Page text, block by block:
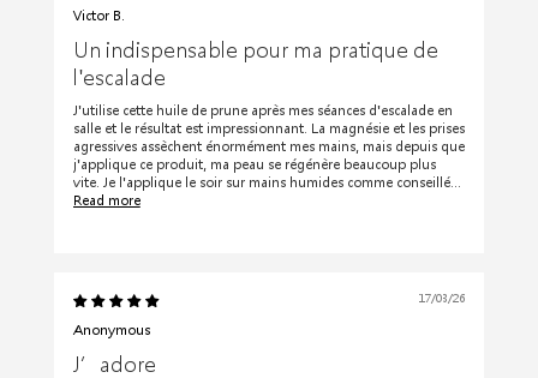
Victor B.
Un indispensable pour ma pratique de
l'escalade
J'utilise cette huile de prune après mes séances d'escalade en
salle et le résultat est impressionnant. La magnésie et les prises
agressives assèchent énormément mes mains, mais depuis que
j'applique ce produit, ma peau se régénère beaucoup plus
vite. Je l'applique le soir sur mains humides comme conseillé...
Read more
17/03/26
Anonymous
J’adore